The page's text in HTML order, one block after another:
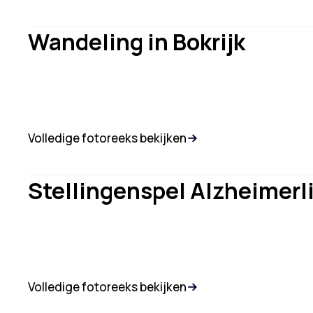
Wandeling in Bokrijk
Volledige fotoreeks bekijken
Stellingenspel
Volledige fotoreeks bekijken